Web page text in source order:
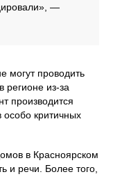
—
могут проводить
регионе из-за
производится
критичных
в Красноярском
и речи. Более того,